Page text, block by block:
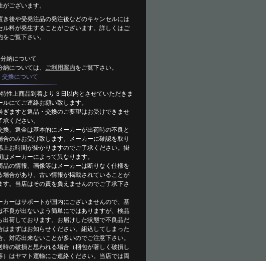
がございます。
後や受発注品の発注後などのキャンセルには
ル料が発生することがございます。詳しくはご
をご覧下さい。
納について
納については、 ご利用案内をご覧下さい。
交換について
性上商品到着より３日以内とさせていただきま
ルにてご連絡お願い致します。
ぎますと返品・交換のご要望はお受けできませ
承ください。
換、返金は基本的にメーカーが出荷時の不良と
合のみお受け致します。メーカーに確認を取り
上お時間が掛かりますのでご了承ください。掛
はメーカーによって異なります。
品の情報、画像等はメーカーは断りなく仕様を
場合があり、古い情報が掲載されていることが
す。当店はその責を負えませんのでご了承下さ
カーはサポートが国内にございませんので、基
不良が出ないよう簡単にではありますが、検品
出荷しております。お届けした状態で不良品だ
はまずはお知らせください。組込してしまった
、対応出来ないことが多いのでご注意下さい。
時の破損と思われる場合（梱包が著しく破損し
）はヤマト運輸にご連絡ください。当店では両